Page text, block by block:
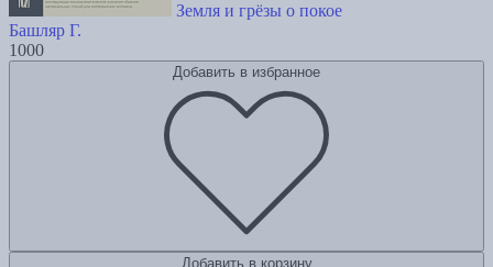
Земля и грёзы о покое
Башляр Г.
1000
Добавить в избранное
Добавить в корзину